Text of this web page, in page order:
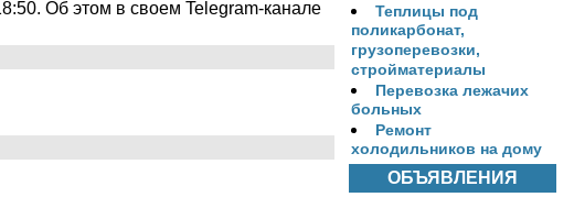
Об этом в своем Telegram-канале
Теплицы под
поликарбонат,
грузоперевозки,
стройматериалы
Перевозка лежачих
больных
Ремонт
холодильников на дому
ОБЪЯВЛЕНИЯ